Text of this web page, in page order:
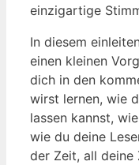
einzigartige
In diesem
einen kleinen
dich in den
wirst lernen, wie
lassen kannst,
wie du deine
der Zeit, all deine